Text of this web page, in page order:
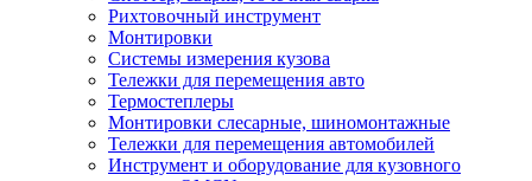
Рихтовочный инструмент
Монтировки
Системы измерения кузова
Тележки для перемещения авто
Термостеплеры
Монтировки слесарные, шиномонтажные
Тележки для перемещения автомобилей
Инструмент и оборудование для кузовного